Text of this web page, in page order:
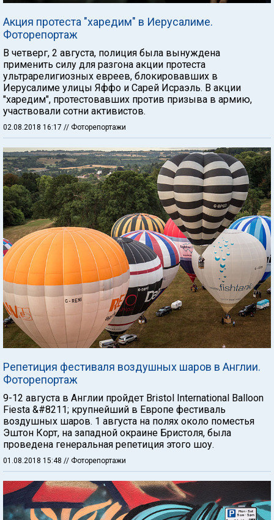
Акция протеста "харедим" в Иерусалиме.
Фоторепортаж
В четверг, 2 августа, полиция была вынуждена
применить силу для разгона акции протеста
ультрарелигиозных евреев, блокировавших в
Иерусалиме улицы Яффо и Сарей Исраэль. В акции
"харедим", протестовавших против призыва в армию,
участвовали сотни активистов.
02.08.2018 16:17 // Фоторепортажи
Репетиция фестиваля воздушных шаров в Англии.
Фоторепортаж
9-12 августа в Англии пройдет Bristol International Balloon
Fiesta &#8211; крупнейший в Европе фестиваль
воздушных шаров. 1 августа на полях около поместья
Эштон Корт, на западной окраине Бристоля, была
проведена генеральная репетиция этого шоу.
01.08.2018 15:48 // Фоторепортажи